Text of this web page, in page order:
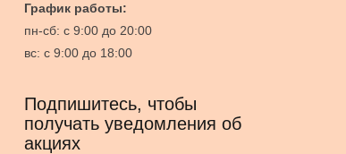
График работы:
пн-сб: с 9:00 до 20:00
вс: с 9:00 до 18:00
Подпишитесь, чтобы
получать уведомления об
акциях